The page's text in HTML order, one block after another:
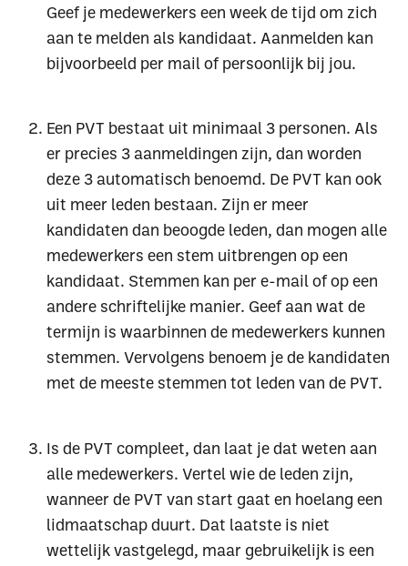
Geef je medewerkers een week de tijd om zich
aan te melden als kandidaat. Aanmelden kan
bijvoorbeeld per mail of persoonlijk bij jou.
Een PVT bestaat uit minimaal 3 personen. Als
er precies 3 aanmeldingen zijn, dan worden
deze 3 automatisch benoemd. De PVT kan ook
uit meer leden bestaan. Zijn er meer
kandidaten dan beoogde leden, dan mogen alle
medewerkers een stem uitbrengen op een
kandidaat. Stemmen kan per e-mail of op een
andere schriftelijke manier. Geef aan wat de
termijn is waarbinnen de medewerkers kunnen
stemmen. Vervolgens benoem je de kandidaten
met de meeste stemmen tot leden van de PVT.
Is de PVT compleet, dan laat je dat weten aan
alle medewerkers. Vertel wie de leden zijn,
wanneer de PVT van start gaat en hoelang een
lidmaatschap duurt. Dat laatste is niet
wettelijk vastgelegd, maar gebruikelijk is een